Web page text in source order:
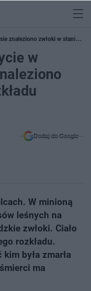
znaleziono zwłoki w stanie
w
Dodaj do Google
W minioną
leśnych na
zwłoki. Ciało
rozkładu.
była zmarła
ma